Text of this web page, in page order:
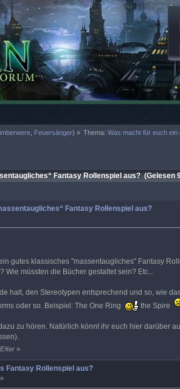
Feuersänger) » Thema:Was macht für euch ein
Fantasy Rollenspiel aus? (Gelesen
Fantasy Rollenspiel aus?
gutes klassisches "massentaugliches" Fantasy
Wie müssten die Bücher gestaltet sein? Etc...
halt, den Stereotypen entsprechend und so, wie
oder so. Beispiel: The One Ring
the Spire
zu hören. Natürlich könnt ihr euch hier darüber
»
Fantasy Rollenspiel aus?